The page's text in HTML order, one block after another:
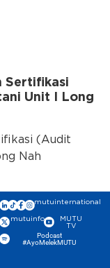
Sertifikasi
Unit I Long
(Audit
Nah
mutuinternational
mutuinfo
MUTU
TV
Podcast
#AyoMelekMUTU